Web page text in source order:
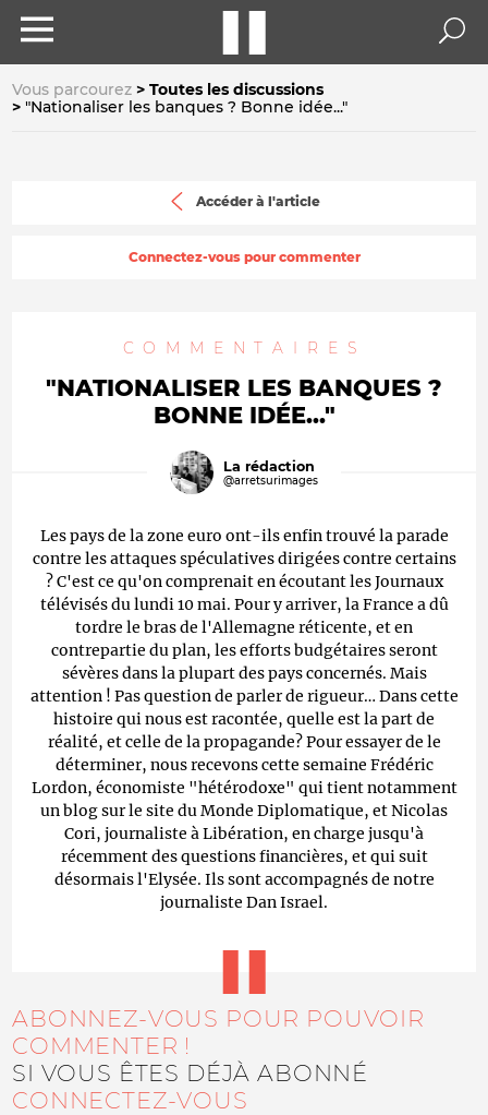
Vous parcourez
Toutes les discussions
"Nationaliser les banques ? Bonne idée..."
Accéder à l'article
Connectez-vous pour commenter
COMMENTAIRES
"NATIONALISER LES BANQUES ?
BONNE IDÉE..."
La rédaction
@arretsurimages
Les pays de la zone euro ont-ils enfin trouvé la parade
contre les attaques spéculatives dirigées contre certains
? C'est ce qu'on comprenait en écoutant les Journaux
télévisés du lundi 10 mai. Pour y arriver, la France a dû
tordre le bras de l'Allemagne réticente, et en
contrepartie du plan, les efforts budgétaires seront
sévères dans la plupart des pays concernés. Mais
attention ! Pas question de parler de rigueur… Dans cette
histoire qui nous est racontée, quelle est la part de
réalité, et celle de la propagande? Pour essayer de le
déterminer, nous recevons cette semaine Frédéric
Lordon, économiste "hétérodoxe" qui tient notamment
un blog sur le site du Monde Diplomatique, et Nicolas
Cori, journaliste à Libération, en charge jusqu'à
récemment des questions financières, et qui suit
désormais l'Elysée. Ils sont accompagnés de notre
journaliste Dan Israel.
ABONNEZ-VOUS POUR POUVOIR
COMMENTER !
SI VOUS ÊTES DÉJÀ ABONNÉ
CONNECTEZ-VOUS